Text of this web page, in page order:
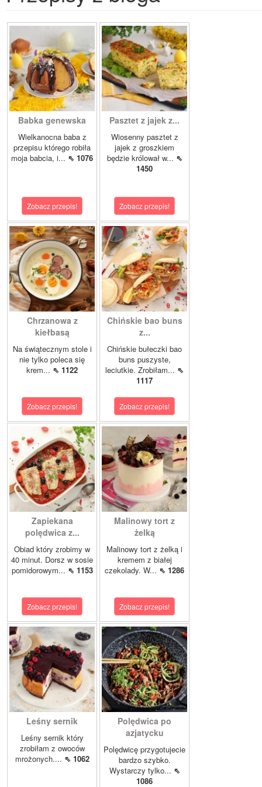
Babka genewska
Wielkanocna baba z
przepisu którego robiła
moja babcia, i... ⇖ 1076
Zobacz przepis!
Pasztet z jajek z...
Wiosenny pasztet z
jajek z groszkiem
będzie królował w... ⇖
1450
Zobacz przepis!
Chrzanowa z
kiełbasą
Na świątecznym stole i
nie tylko poleca się
krem... ⇖ 1122
Zobacz przepis!
Chińskie bao buns
z...
Chińskie bułeczki bao
buns puszyste,
leciutkie. Zrobiłam... ⇖
1117
Zobacz przepis!
Zapiekana
polędwica z...
Obiad który zrobimy w
40 minut. Dorsz w sosie
pomidorowym... ⇖ 1153
Zobacz przepis!
Malinowy tort z
żelką
Malinowy tort z żelką i
kremem z białej
czekolady. W... ⇖ 1286
Zobacz przepis!
Leśny sernik
Leśny sernik który
zrobiłam z owoców
mrożonych.... ⇖ 1062
Polędwica po
azjatycku
Polędwicę przygotujecie
bardzo szybko.
Wystarczy tylko... ⇖
1086